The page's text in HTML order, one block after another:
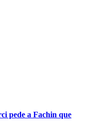
pede a Fachin que